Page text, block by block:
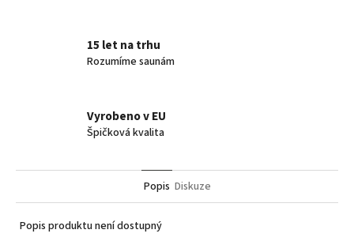
15 let na trhu
Rozumíme saunám
Vyrobeno v EU
Špičková kvalita
Popis Diskuze
Popis produktu není dostupný